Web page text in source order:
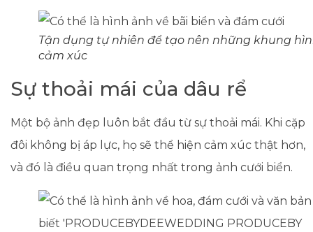
Tận dụng tự nhiên để tạo nên những khung
cảm xúc
Sự thoải mái của dâu rể
Một bộ ảnh đẹp luôn bắt đầu từ sự thoải mái. Khi cặp
đôi không bị áp lực, họ sẽ thể hiện cảm xúc thật hơn,
và đó là điều quan trọng nhất trong ảnh cưới biển.